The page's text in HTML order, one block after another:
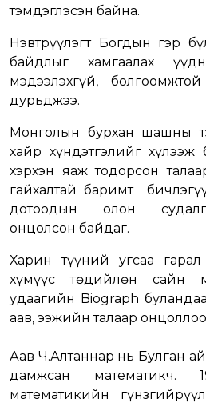
тэмдэглэсэн байна.
Нэвтрүүлэгт Богдын гэр
байдлыг хамгаалах
мэдээлэхгүй,
дурьджээ.
Монголын бурхан шашны
хайр хүндэтгэлийг хүлээж
хэрхэн яаж тодорсон
гайхалтай баримт
дотоодын олон
онцолсон байдаг.
Харин түүний угсаа
хүмүүс төдийлөн сайн
удаагийн Biograph
аав, ээжийн талаар
Аав Ч.Алтаннар нь Булган
дамжсан
математикийн